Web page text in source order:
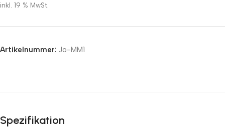
inkl. 19 % MwSt.
Artikelnummer: Jo-MM1
Spezifikation